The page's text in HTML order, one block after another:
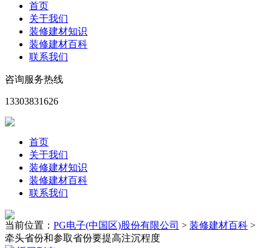
首页
关于我们
装修建材知识
装修建材百科
联系我们
咨询服务热线
13303831626
首页
关于我们
装修建材知识
装修建材百科
联系我们
当前位置： PG电子(中国区)股份有限公司 > 装修建材百科 >
牵头省份和参取省份要提高注沉程度